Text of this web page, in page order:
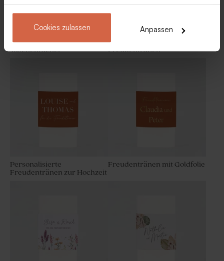
Cookies zulassen Anpassen
Reisepass Freudentränen
Taschentücher
Braun-grüne
Freudentränen
Personalisierte
Freudentränen zur Hochzeit
Freudentränen mit Goldfolie